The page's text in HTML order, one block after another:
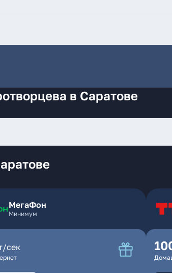
в Саратове
МегаФон
Минимум
сек